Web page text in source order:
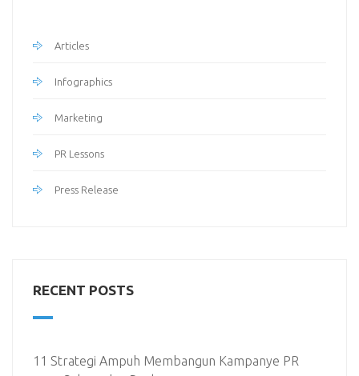
Articles
Infographics
Marketing
PR Lessons
Press Release
RECENT POSTS
11 Strategi Ampuh Membangun Kampanye PR